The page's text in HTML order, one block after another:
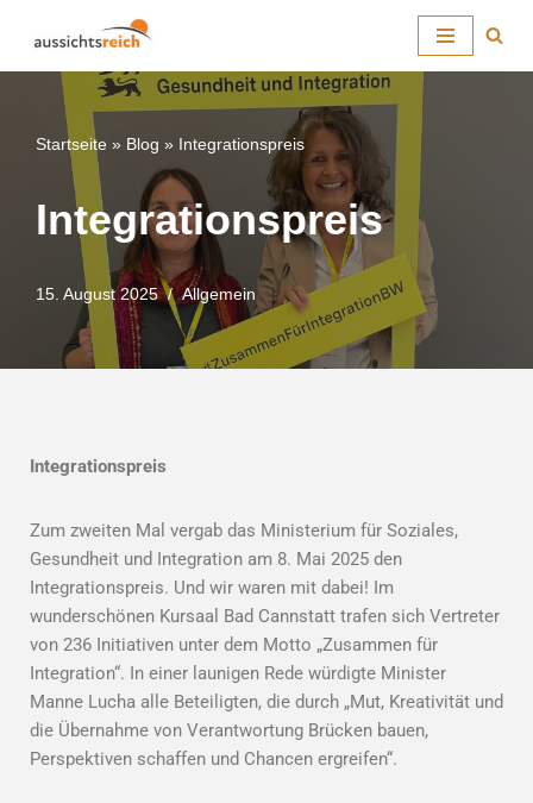
springen
Startseite » Blog » Integrationspreis
Integrationspreis
15. August 2025 Allgemein
Integrationspreis
Zum zweiten Mal vergab das Ministerium für Soziales,
Gesundheit und Integration am 8. Mai 2025 den
Integrationspreis. Und wir waren mit dabei! Im
wunderschönen Kursaal Bad Cannstatt trafen sich Vertreter
von 236 Initiativen unter dem Motto „Zusammen für
Integration“. In einer launigen Rede würdigte Minister
Manne Lucha alle Beteiligten, die durch „Mut, Kreativität und
die Übernahme von Verantwortung Brücken bauen,
Perspektiven schaffen und Chancen ergreifen“.